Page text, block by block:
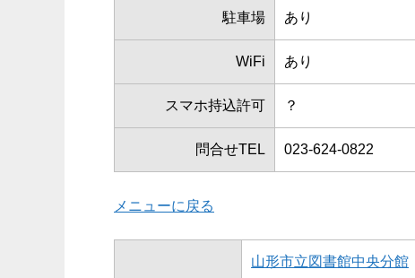
駐車場 あり
WiFi あり
スマホ持込許可 ？
問合せTEL 023-624-0822
メニューに戻る
山形市立図書館中央分館